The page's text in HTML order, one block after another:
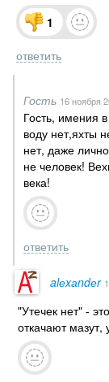
1
ответить
Гость 16 ноября
Гость, имения
воду нет,яхты
нет, даже
не человек!
века!
ответить
alеxаndеr
"Утечек нет" -
откачают